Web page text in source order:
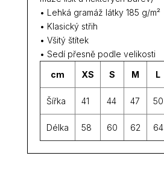
• Lehká gramáž látky 185 g/m²
• Klasický střih
• Všitý štítek
• Sedí přesně podle velikosti
cm
XS S M L
Šířka 41 44 47 50
Délka 58 60 62 64